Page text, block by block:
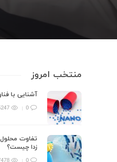
منتخب امروز
آشنایی با
0
تفاوت
زدا چیست؟